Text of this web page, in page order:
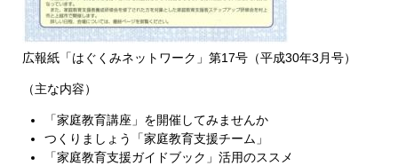
広報紙「はぐくみネットワーク」第17号（平成30年3月号）
（主な内容）
「家庭教育講座」を開催してみませんか
つくりましょう「家庭教育支援チーム」
「家庭教育支援ガイドブック」活用のススメ